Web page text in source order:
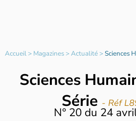
Accueil> Magazines>Actualité>Sciences
Sciences
Série - Réf
N° 20du 24